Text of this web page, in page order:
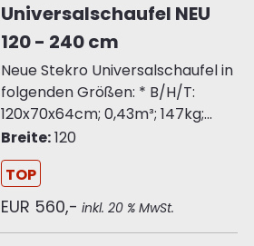
Universalschaufel NEU
120 - 240 cm
Neue Stekro Universalschaufel in
folgenden Größen: * B/H/T:
120x70x64cm; 0,43m³; 147kg;...
Breite:120
TOP
EUR 560,- inkl. 20 % MwSt.